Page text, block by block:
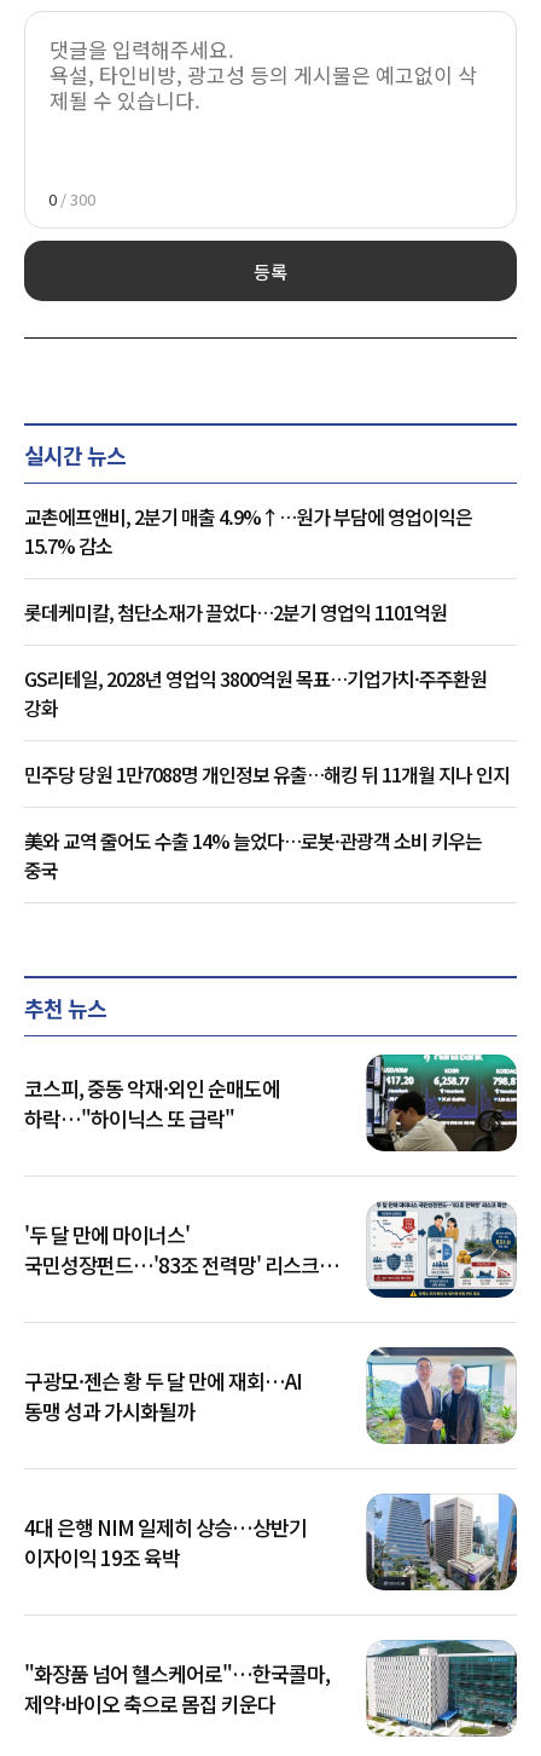
0 / 300
등록
실시간 뉴스
교촌에프앤비, 2분기 매출 4.9%↑…원가 부담에 영업이익은
15.7% 감소
롯데케미칼, 첨단소재가 끌었다…2분기 영업익 1101억원
GS리테일, 2028년 영업익 3800억원 목표…기업가치·주주환원
강화
민주당 당원 1만7088명 개인정보 유출…해킹 뒤 11개월 지나 인지
美와 교역 줄어도 수출 14% 늘었다…로봇·관광객 소비 키우는
중국
추천 뉴스
코스피, 중동 악재·외인 순매도에
하락…"하이닉스 또 급락"
'두 달 만에 마이너스'
국민성장펀드…'83조 전력망' 리스크
구광모·젠슨 황 두 달 만에 재회…AI
동맹 성과 가시화될까
4대 은행 NIM 일제히 상승…상반기
이자이익 19조 육박
"화장품 넘어 헬스케어로"…한국콜마,
제약·바이오 축으로 몸집 키운다